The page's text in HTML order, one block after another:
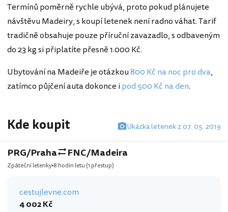
Termínů poměrně rychle ubývá, proto pokud plánujete
návštěvu Madeiry, s koupí letenek není radno váhat. Tarif
tradičně obsahuje pouze příruční zavazadlo, s odbaveným
do 23 kg si připlatíte přesně 1.000 Kč.
Ubytování na Madeiře je otázkou800 Kč na noc pro dva,
zatímco půjčení auta dokonce ipod 500 Kč na den.
Kde koupit Ukázka letenek z 07. 05. 2019
PRG/Praha FNC/Madeira
Zpáteční letenky 8 hodin letu (1 přestup)
cestujlevne.com
4 002 Kč